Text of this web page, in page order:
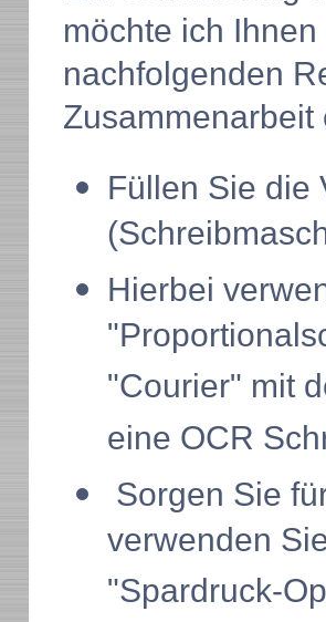
möchte ich
nachfolgenden
Füllen Sie die
Hierbei
"Courier" mit
eine OCR
Sorgen Sie
verwenden
"Spardruck-